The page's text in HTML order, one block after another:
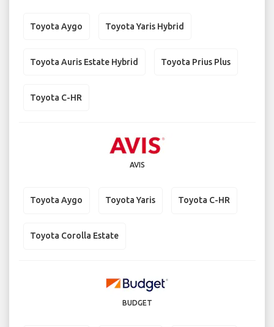
Toyota Aygo Toyota Yaris Hybrid
Toyota Auris Estate Hybrid Toyota Prius Plus
Toyota C-HR
AVIS
Toyota Aygo Toyota Yaris Toyota C-HR
Toyota Corolla Estate
BUDGET